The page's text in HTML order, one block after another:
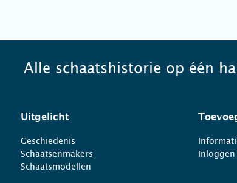
Alle schaatshistorie op één
Uitgelicht
Geschiedenis
Schaatsenmakers
Schaatsmodellen
Inloggen